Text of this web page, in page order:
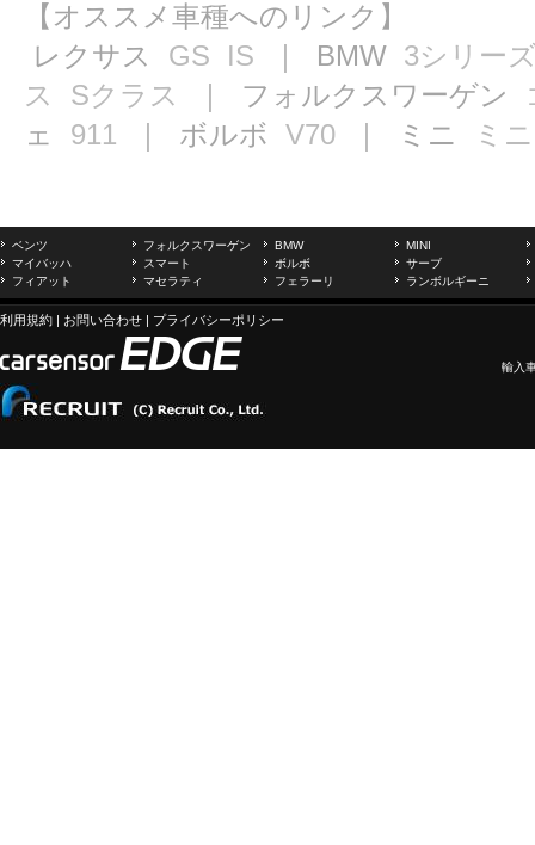
【オススメ車種へのリンク】
レクサス GS IS ｜ BMW 3シリー
ス
Sクラス ｜ フォルクスワーゲン
ェ 911 ｜ ボルボ V70 ｜ ミニ ミニ
ベンツ フォルクスワーゲン BMW
MINI
マイバッハ
スマート ボルボ
サーブ
フィアット
マセラティ フェラーリ ランボルギーニ
利用規約 | お問い合わせ | プライバシーポリシー
輸入